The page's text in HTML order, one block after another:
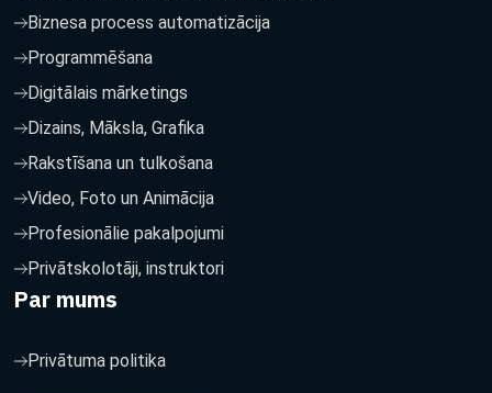
Biznesa process automatizācija
Programmēšana
Digitālais mārketings
Dizains, Māksla, Grafika
Rakstīšana un tulkošana
Video, Foto un Animācija
Profesionālie pakalpojumi
Privātskolotāji, instruktori
Par mums
Privātuma politika